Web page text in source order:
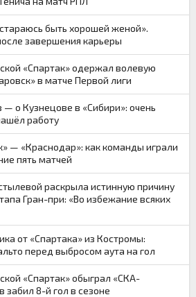
быть хорошей женой».
завершения карьеры
«Спартак» одержал волевую
в матче Первой лиги
о Кузнецове в «Сибири»: очень
работу
— «Краснодар»: как команды играли
пять матчей
раскрыла истинную причину
Гран-при: «Во избежание всяких
от «Спартака» из Костромы:
перед выбросом аута на гол
«Спартак» обыграл «СКА-
8-й гол в сезоне